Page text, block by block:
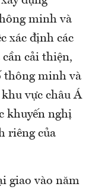
minh và
xác định các
cải thiện,
thông minh và
vực châu Á
khuyến nghị
riêng của
giao vào năm